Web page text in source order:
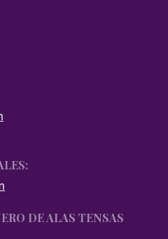
DE ALAS TENSAS